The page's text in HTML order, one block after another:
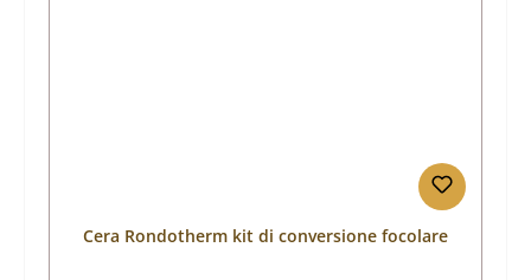
Cera Rondotherm kit di conversione focolare